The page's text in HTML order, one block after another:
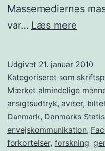
Massemediernes
var… Læs mere
med
dansk
på
Udgivet 21. januar 2010
Kategoriseret som
Mærket almindelige
ansigtsudtryk, aviser,
Danmark, Danmarks
envejskommunikation,
forkortelser, forskning,